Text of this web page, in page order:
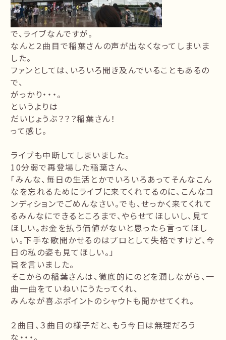
で、ライブなんですが。
なんと２曲目で稲葉さんの声が出なくなってしまいま
した。
ファンとしては、いろいろ聞き及んでいることもあるの
で、
がっかり・・・。
というよりは
だいじょうぶ？？？稲葉さん！
って感じ。
ライブも中断してしまいました。
10分弱で再登場した稲葉さん、
「みんな、毎日の生活とかでいろいろあってそんなこん
なを忘れるためにライブに来てくれてるのに、こんなコ
ンディションでごめんなさい。でも、せっかく来てくれて
るみんなにできるところまで、やらせてほしいし、見て
ほしい。お金を払う価値がないと思ったら言ってほし
い。下手な歌聞かせるのはプロとして失格ですけど、今
日の私の姿も見てほしい。」
旨を言いました。
そこからの稲葉さんは、徹底的にのどを潤しながら、一
曲一曲をていねいにうたってくれ、
みんなが喜ぶポイントのシャウトも聞かせてくれ。
２曲目、３曲目の様子だと、もう今日は無理だろう
な・・・。